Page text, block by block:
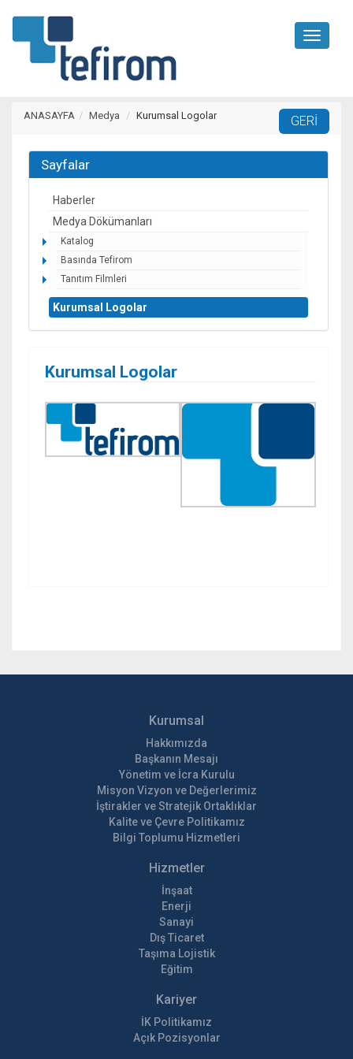
Toggle
ANASAYFA Medya Kurumsal Logolar
Sayfalar
Haberler
Medya Dökümanları
Katalog
Basında Tefirom
Tanıtım Filmleri
Kurumsal Logolar
Kurumsal Logolar
Kurumsal
Hakkımızda
Başkanın Mesajı
Yönetim ve İcra Kurulu
Misyon Vizyon ve Değerlerimiz
İştirakler ve Stratejik Ortaklıklar
Kalite ve Çevre Politikamız
Bilgi Toplumu Hizmetleri
Hizmetler
İnşaat
Enerji
Sanayi
Dış Ticaret
Taşıma Lojistik
Eğitim
Kariyer
İK Politikamız
Açık Pozisyonlar